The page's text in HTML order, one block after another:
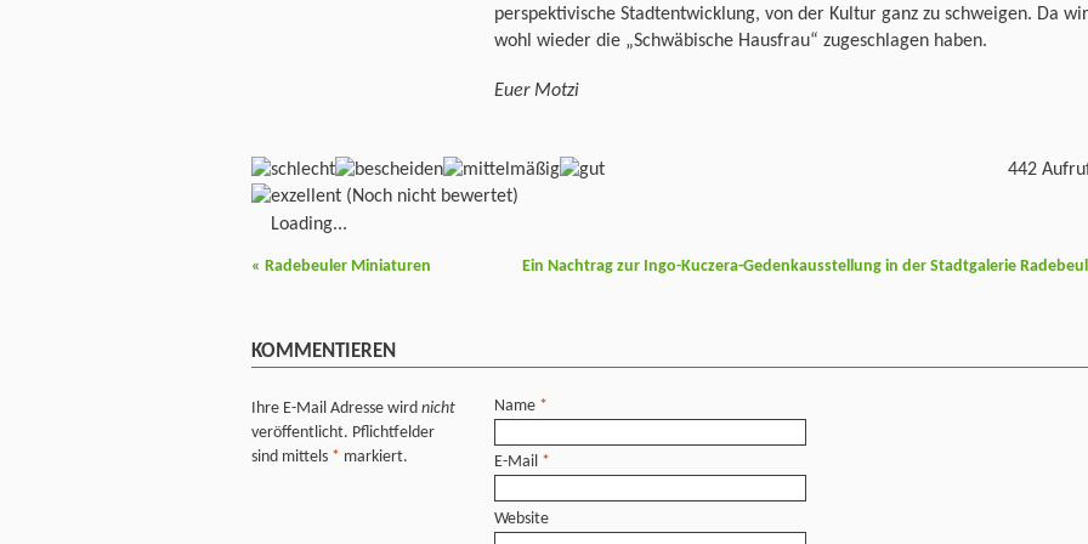
perspektivische Stadtentwicklung, von der Kultur ganz zu schweigen. Da
wohl wieder die „Schwäbische Hausfrau“ zugeschlagen haben.
Euer Motzi
(Noch nicht bewertet)
Loading...
442
« Radebeuler Miniaturen Ein Nachtrag zur Ingo-Kuczera-Gedenkausstellung in der Stadtgalerie Radebeul
KOMMENTIEREN
Ihre E-Mail Adresse wird nicht
veröffentlicht. Pflichtfelder
sind mittels * markiert.
Name *
E-Mail *
Website